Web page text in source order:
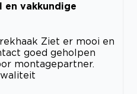
en vakkundige
Ziet er mooi en
goed geholpen
montagepartner.